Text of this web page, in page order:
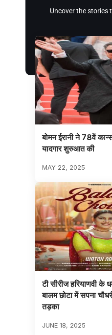
Uncover the stories
बोमन ईरानी ने 78वें
यादगार शुरुआत की
MAY 22, 2025
टी सीरीज हरियाणवी के
बालम छोटा में सपना
तड़का
JUNE 18, 2025